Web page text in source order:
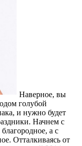
Наверное, вы
голубой
и нужно будет
Начнем с
а с
Отталкиваясь от